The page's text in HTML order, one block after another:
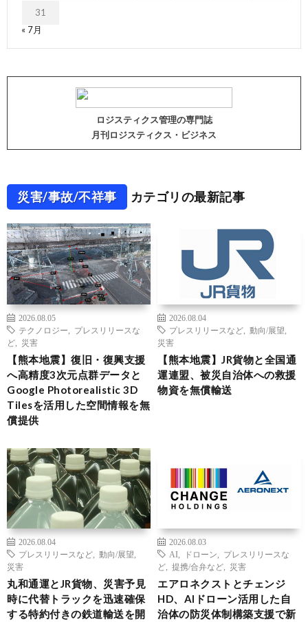
31
« 7月
ロジスティクス管理の専門誌
月刊ロジスティクス・ビジネス
災害/事故/不祥事 カテゴリの最新記事
2026.08.05
テクノロジー
プレスリリースな
ど
災害
【熊本地震】復旧・復興支援
へ高精度3次元点群データと
Google Photorealistic 3D
Tilesを活用した空間情報を無
償提供
2026.08.04
プレスリリースなど
動向/展望
災害
【熊本地震】JR貨物と全国通
運連盟、被災自治体への救援
物資を無償輸送
2026.08.04
プレスリリースなど
動向/展望
災害
丸和通運とJR貨物、災害予見
時に代替トラックを迅速確保
する特約付きの鉄道輸送を開
2026.08.03
AI
ドローン
プレスリリースな
ど
提携/合弁など 災害
エアロネクストとチェンジ
HD、AIドローン活用した自
治体の防災体制構築支援で新